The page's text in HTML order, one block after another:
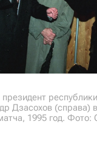
Дзасохов (справа)
1995 год.